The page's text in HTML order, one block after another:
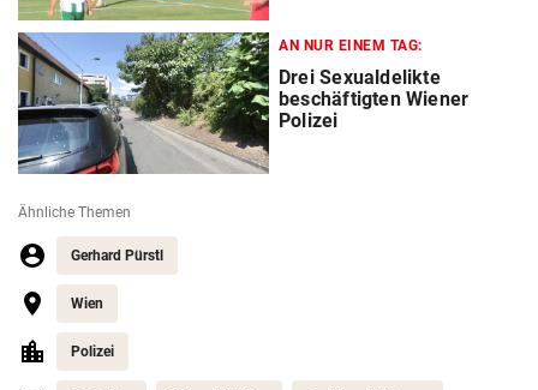
AN NUR EINEM TAG:
Drei Sexualdelikte
beschäftigten Wiener
Polizei
Ähnliche Themen
Gerhard Pürstl
Wien
Polizei